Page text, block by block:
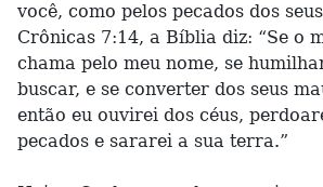
você, como pelos pecados dos
Crônicas 7:14, a Bíblia diz: “Se o
chama pelo meu nome, se
buscar, e se converter dos seus
então eu ouvirei dos céus,
pecados e sararei a sua terra.”